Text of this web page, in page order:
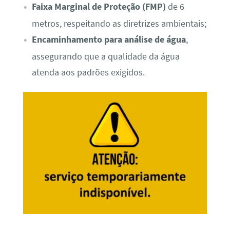
Faixa Marginal de Proteção (FMP) de 6
metros, respeitando as diretrizes ambientais;
Encaminhamento para análise de água,
assegurando que a qualidade da água
atenda aos padrões exigidos.